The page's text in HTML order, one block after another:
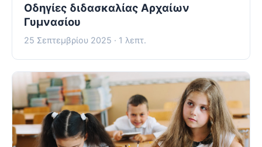
Οδηγίες διδασκαλίας Αρχαίων
Γυμνασίου
25 Σεπτεμβρίου 2025 · 1 λεπτ.